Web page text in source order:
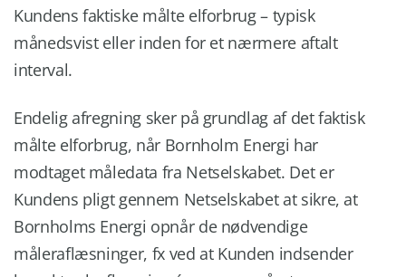
Kundens faktiske målte elforbrug – typisk
månedsvist eller inden for et nærmere aftalt
interval.
Endelig afregning sker på grundlag af det faktisk
målte elforbrug, når Bornholm Energi har
modtaget måledata fra Netselskabet. Det er
Kundens pligt gennem Netselskabet at sikre, at
Bornholms Energi opnår de nødvendige
måleraflæsninger, fx ved at Kunden indsender